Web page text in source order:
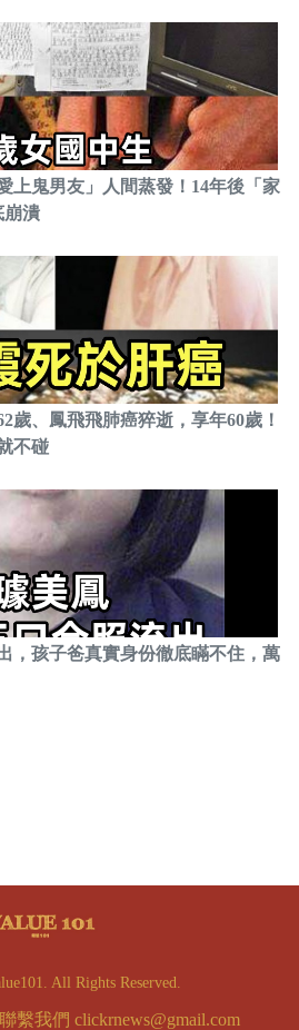
上鬼男友」人間蒸發！14年後「家
崩潰
歲、鳳飛飛肺癌猝逝，享年60歲！
不碰
，孩子爸真實身份徹底瞞不住，萬
All Rights Reserved.
聯繫我們 clickrnews@gmail.com